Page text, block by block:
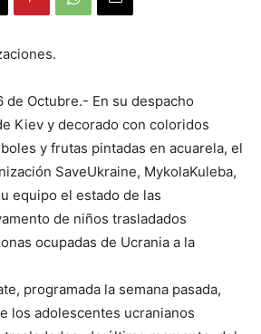
de Octubre.- En su despacho
Kiev y decorado con coloridos
y frutas pintadas en acuarela, el
SaveUkraine, MykolaKuleba,
equipo el estado de las
de niños trasladados
ocupadas de Ucrania a la
programada la semana pasada,
los adolescentes ucranianos